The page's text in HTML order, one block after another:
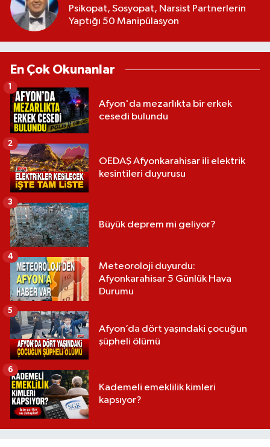
Psikopat, Sosyopat, Narsist Partnerlerin
Yaptığı 50 Manipülasyon
En Çok Okunanlar
Afyon'da mezarlıkta bir erkek
cesedi bulundu
1
OEDAŞ Afyonkarahisar ili elektrik
kesintileri duyurusu
2
Büyük deprem mi geliyor?
3
Meteoroloji duyurdu:
Afyonkarahisar 5 Günlük Hava
Durumu
4
Afyon’da dört yaşındaki çocuğun
şüpheli ölümü
5
Kademeli emeklilik kimleri
kapsıyor?
6